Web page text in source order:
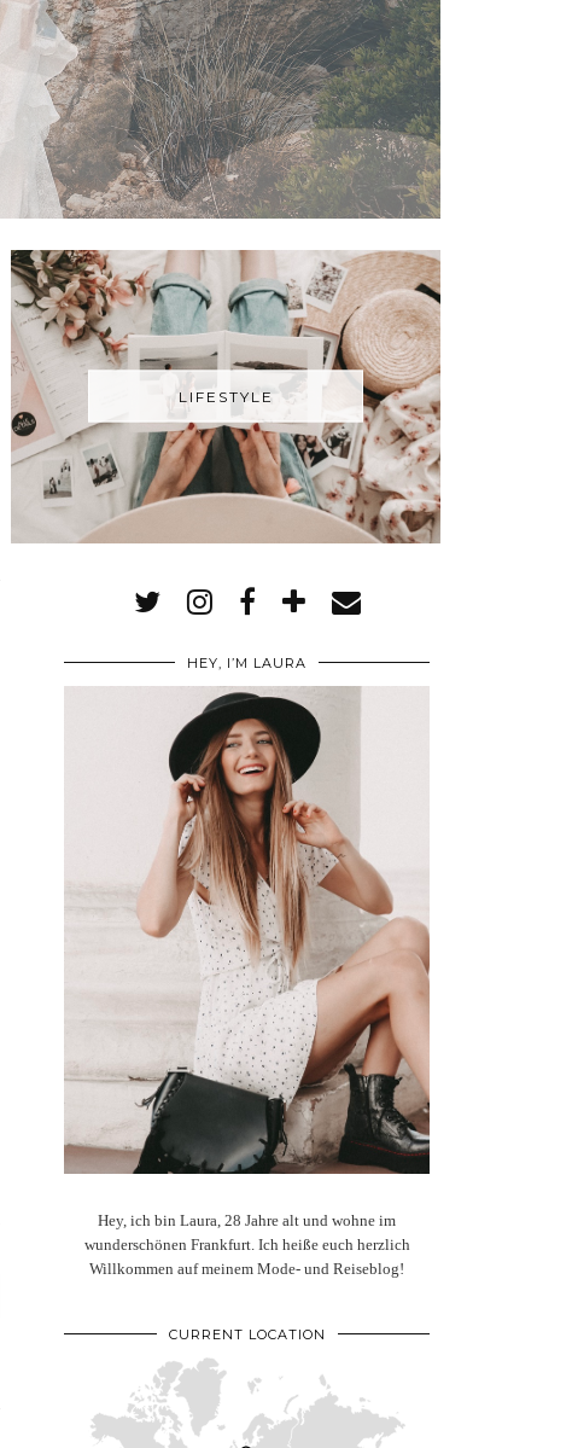
LIFESTYLE
HEY, I’M LAURA
Hey, ich bin Laura, 28 Jahre alt und wohne im
wunderschönen Frankfurt. Ich heiße euch herzlich
Willkommen auf meinem Mode- und Reiseblog!
CURRENT LOCATION